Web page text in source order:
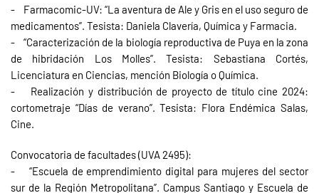
- Farmacomic-UV: “La aventura de Ale y Gris en el uso seguro de
medicamentos”. Tesista: Daniela Clavería, Química y Farmacia.
- “Caracterización de la biología reproductiva de Puya en la zona
de hibridación Los Molles”. Tesista: Sebastiana Cortés,
Licenciatura en Ciencias, mención Biología o Química.
- Realización y distribución de proyecto de título cine 2024:
cortometraje “Días de verano”. Tesista: Flora Endémica Salas,
Cine.
Convocatoria de facultades (UVA 2495):
- “Escuela de emprendimiento digital para mujeres del sector
sur de la Región Metropolitana”. Campus Santiago y Escuela de